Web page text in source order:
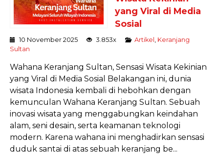
yang Viral di Media
Sosial
10 November 2025 3.853x Artikel
Keranjang
Sultan
Wahana Keranjang Sultan, Sensasi Wisata Kekinian
yang Viral di Media Sosial Belakangan ini, dunia
wisata Indonesia kembali di hebohkan dengan
kemunculan Wahana Keranjang Sultan. Sebuah
inovasi wisata yang menggabungkan keindahan
alam, seni desain, serta keamanan teknologi
modern. Karena wahana ini menghadirkan sensasi
duduk santai di atas sebuah keranjang be...